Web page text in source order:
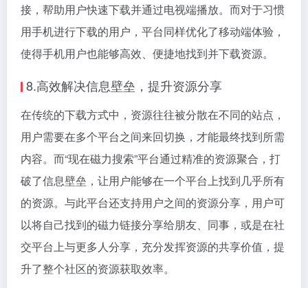
接，帮助用户快速下载并通过电视端播放。而对于习惯
用手机进行下载的用户，平台同样优化了移动端体验，
使得手机用户也能够高效、便捷地找到并下载资源。
8.高效解决信息壁垒，提升资源分享
在传统的下载方式中，资源往往被分散在不同的站点，
用户需要在多个平台之间来回切换，才能最终找到所需
内容。而“现在磁力搜索”平台通过精准的资源聚合，打
破了信息壁垒，让用户能够在一个平台上找到几乎所有
的资源。与此平台还支持用户之间的资源分享，用户可
以将自己找到的磁力链接分享给朋友、同事，或是在社
交平台上与更多人分享，充分发挥资源的共享价值，提
升了整个社区的资源获取效率。